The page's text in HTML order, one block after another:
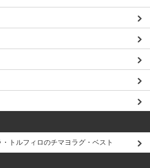
トルフィロのチマヨラグ・ベスト